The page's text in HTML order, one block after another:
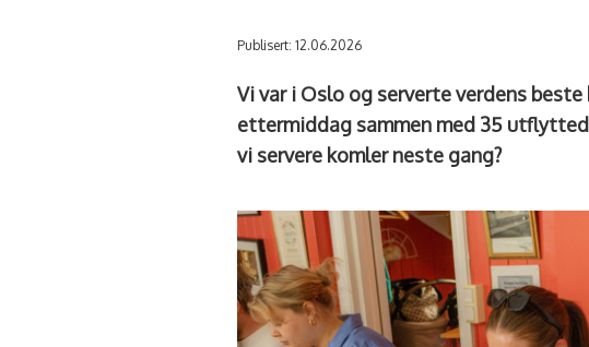
Publisert: 12.06.2026
Vi var i Oslo og serverte verdens
ettermiddag sammen med 35
vi servere komler neste gang?